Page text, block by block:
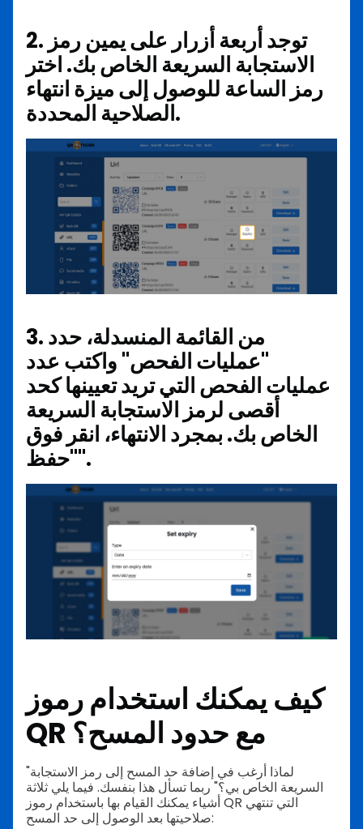
2. توجد أربعة أزرار على يمين رمز
الاستجابة السريعة الخاص بك. اختر
رمز الساعة للوصول إلى ميزة انتهاء
الصلاحية المحددة.
3. من القائمة المنسدلة، حدد
"عمليات الفحص" واكتب عدد
عمليات الفحص التي تريد تعيينها كحد
أقصى لرمز الاستجابة السريعة
الخاص بك. بمجرد الانتهاء، انقر فوق
"حفظ".
كيف يمكنك استخدام رموز
QR مع حدود المسح؟
"لماذا أرغب في إضافة حد المسح إلى رمز الاستجابة
السريعة الخاص بي؟" ربما تسأل هذا بنفسك. فيما يلي ثلاثة
أشياء يمكنك القيام بها باستخدام رموز QR التي تنتهي
صلاحيتها بعد الوصول إلى حد المسح: